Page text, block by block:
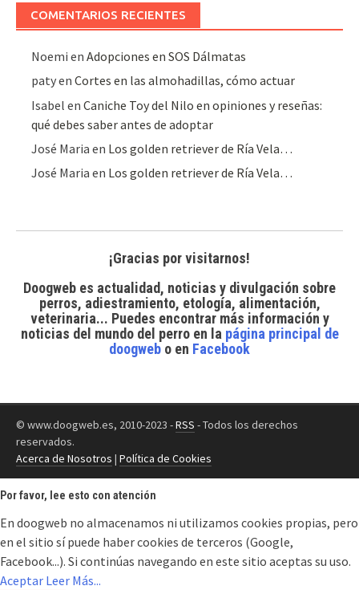
COMENTARIOS RECIENTES
Noemi enAdopciones en SOS Dálmatas
patyenCortes en las almohadillas, cómo actuar
Isabel enCaniche Toy del Nilo en opiniones y reseñas:
qué debes saber antes de adoptar
José Maria en Los golden retriever de Ría Vela…
José Maria en Los golden retriever de Ría Vela…
¡Gracias por visitarnos!
Doogweb es actualidad, noticias y divulgación sobre
perros, adiestramiento, etología, alimentación,
veterinaria... Puedes encontrar más información y
noticias del mundo del perroen la página principal de
doogweb o en Facebook
© www.doogweb.es, 2010-2023 -RSS - Todos los derechos
reservados.
Acerca de Nosotros | Política de Cookies
Por favor, lee esto con atención
En doogweb no almacenamos ni utilizamos cookies propias, pero
en el sitio sí puede haber cookies de terceros (Google,
Facebook...). Si continúas navegando en este sitio aceptas su uso.
Aceptar Leer Más...